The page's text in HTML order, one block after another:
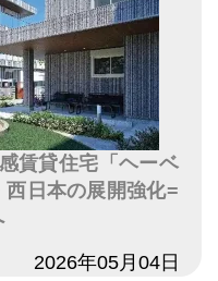
賃貸住宅「ヘーベ
日本の展開強化=
2026年05月04日